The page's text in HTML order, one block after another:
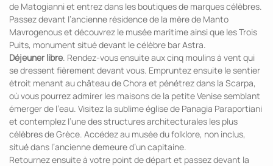
de Matogianni et entrez dans les boutiques de marques célèbres.
Passez devant l’ancienne résidence de la mère de Manto
Mavrogenous et découvrez le musée maritime ainsi que les Trois
Puits, monument situé devant le célèbre bar Astra.
Déjeuner libre. Rendez-vous ensuite aux cinq moulins à vent qui
se dressent fièrement devant vous. Empruntez ensuite le sentier
étroit menant au château de Chora et pénétrez dans la Scarpa,
où vous pourrez admirer les maisons de la petite Venise semblant
émerger de l’eau. Visitez la sublime église de Panagia Paraportiani
et contemplez l’une des structures architecturales les plus
célèbres de Grèce. Accédez au musée du folklore, non inclus,
situé dans l’ancienne demeure d’un capitaine.
Retournez ensuite à votre point de départ et passez devant la